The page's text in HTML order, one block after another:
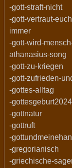
-gott-straft-nicht
-gott-vertraut-
immer
-gott-wird-
athanasius-song
-gott-zu-kriegen
-gott-zufrieden-
-gottes-alltag
-gottesgeburt2024
-gottnatur
-gottruft
-
-gregorianisch
-griechische-